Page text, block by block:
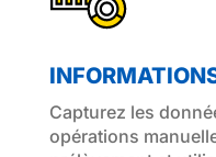
Capturez les
opérations